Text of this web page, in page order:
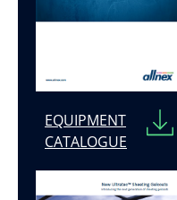
EQUIPMENT
CATALOGUE